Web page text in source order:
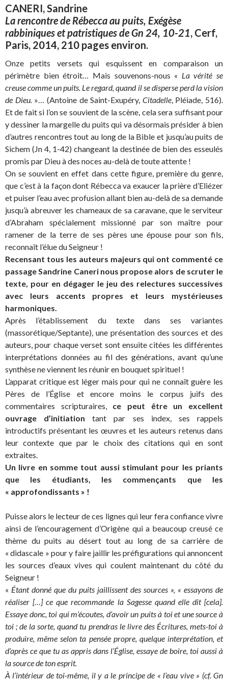
CANERI, Sandrine
La rencontre de Rébecca au puits, Exégèse
rabbiniques et patristiques de Gn 24, 10-21, Cerf,
Paris, 2014, 210 pages environ.
Onze petits versets qui esquissent en comparaison un
périmètre bien étroit… Mais souvenons-nous « La vérité se
creuse comme un puits. Le regard, quand il se disperse perd la vision
de Dieu.»… (Antoine de Saint-Exupéry, Citadelle, Pléiade, 516).
Et de fait si l’on se souvient de la scène, cela sera suffisant pour
y dessiner la margelle du puits qui va désormais présider à bien
d’autres rencontres tout au long de la Bible et jusqu’au puits de
Sichem (Jn 4, 1-42) changeant la destinée de bien des esseulés
promis par Dieu à des noces au-delà de toute attente !
On se souvient en effet dans cette figure, première du genre,
que c’est à la façon dont Rébecca va exaucer la prière d’Eliézer
et puiser l’eau avec profusion allant bien au-delà de sa demande
jusqu’à abreuver les chameaux de sa caravane, que le serviteur
d’Abraham spécialement missionné par son maître pour
ramener de la terre de ses pères une épouse pour son fils,
reconnaît l’élue du Seigneur !
Recensant tous les auteurs majeurs qui ont commenté ce
passage Sandrine Caneri nous propose alors de scruter le
texte, pour en dégager le jeu des relectures successives
avec leurs accents propres et leurs mystérieuses
harmoniques.
Après l’établissement du texte dans ses variantes
(massorétique/Septante), une présentation des sources et des
auteurs, pour chaque verset sont ensuite citées les différentes
interprétations données au fil des générations, avant qu’une
synthèse ne viennent les réunir en bouquet spirituel !
L’apparat critique est léger mais pour qui ne connaît guère les
Pères de l’Église et encore moins le corpus juifs des
commentaires scripturaires, ce peut être un excellent
ouvrage d’initiation tant par ses index, ses rappels
introductifs présentant les œuvres et les auteurs retenus dans
leur contexte que par le choix des citations qui en sont
extraites.
Un livre en somme tout aussi stimulant pour les priants
que les étudiants, les commençants que les
« approfondissants » !
Puisse alors le lecteur de ces lignes qui leur fera confiance vivre
ainsi de l’encouragement d’Origène qui a beaucoup creusé ce
thème du puits au désert tout au long de sa carrière de
« didascale » pour y faire jaillir les préfigurations qui annoncent
les sources d’eaux vives qui coulent maintenant du côté du
Seigneur !
« Étant donné que du puits jaillissent des sources », « essayons de
réaliser […] ce que recommande la Sagesse quand elle dit [cela].
Essaye donc, toi qui m’écoutes, d’avoir un puits à toi et une source à
toi ; de la sorte, quand tu prendras le livre des Écritures, mets-toi à
produire, même selon ta pensée propre, quelque interprétation, et
d’après ce que tu as appris dans l’Église, essaye de boire, toi aussi à
la source de ton esprit.
À l’intérieur de toi-même, il y a le principe de « l’eau vive » (cf. Gn